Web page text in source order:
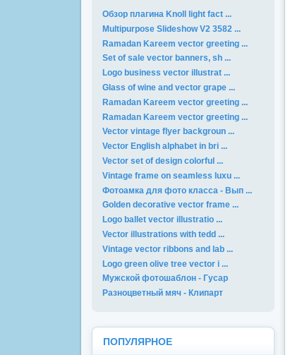
Обзор плагина Knoll light fact ...
Multipurpose Slideshow V2 3582 ...
Ramadan Kareem vector greeting ...
Set of sale vector banners, sh ...
Logo business vector illustrat ...
Glass of wine and vector grape ...
Ramadan Kareem vector greeting ...
Ramadan Kareem vector greeting ...
Vector vintage flyer backgroun ...
Vector English alphabet in bri ...
Vector set of design colorful ...
Vintage frame on seamless luxu ...
Фотоамка для фото класса - Вып ...
Golden decorative vector frame ...
Logo ballet vector illustratio ...
Vector illustrations with tedd ...
Vintage vector ribbons and lab ...
Logo green olive tree vector i ...
Мужской фотошаблон - Гусар
Разноцветный мяч - Клипарт
ПОПУЛЯРНОЕ